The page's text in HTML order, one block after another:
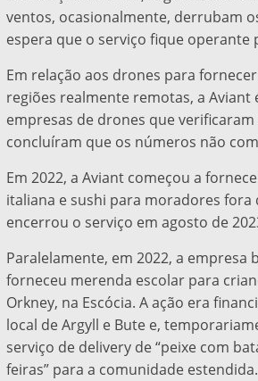
ventos, ocasionalmente, derrubam
espera que o serviço fique operante
Em relação aos drones para
regiões realmente remotas, a Aviant
empresas de drones que
concluíram que os números não
Em 2022, a Aviant começou a
italiana e sushi para moradores fora
encerrou o serviço em agosto de
Paralelamente, em 2022, a empresa
forneceu merenda escolar para
Orkney, na Escócia. A ação era
local de Argyll e Bute e,
serviço de delivery de “peixe com
feiras” para a comunidade estendida.